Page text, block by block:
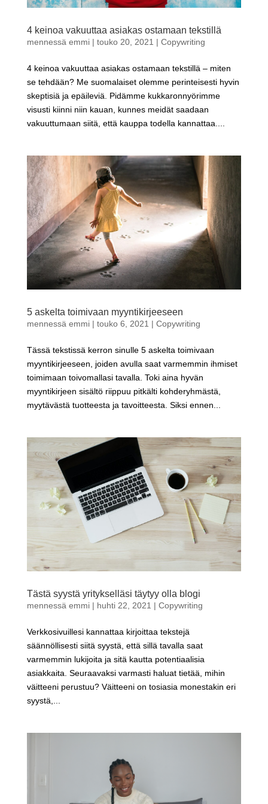
4 keinoa vakuuttaa asiakas ostamaan tekstillä
mennessä emmi| touko 20, 2021 | Copywriting
4 keinoa vakuuttaa asiakas ostamaan tekstillä – miten
se tehdään? Me suomalaiset olemme perinteisesti hyvin
skeptisiä ja epäileviä. Pidämme kukkaronnyörimme
visusti kiinni niin kauan, kunnes meidät saadaan
vakuuttumaan siitä, että kauppa todella kannattaa....
5 askelta toimivaan myyntikirjeeseen
mennessä emmi| touko 6, 2021 | Copywriting
Tässä tekstissä kerron sinulle 5 askelta toimivaan
myyntikirjeeseen, joiden avulla saat varmemmin ihmiset
toimimaan toivomallasi tavalla. Toki aina hyvän
myyntikirjeen sisältö riippuu pitkälti kohderyhmästä,
myytävästä tuotteesta ja tavoitteesta. Siksi ennen...
Tästä syystä yritykselläsi täytyy olla blogi
mennessä emmi| huhti 22, 2021 | Copywriting
Verkkosivuillesi kannattaa kirjoittaa tekstejä
säännöllisesti siitä syystä, että sillä tavalla saat
varmemmin lukijoita ja sitä kautta potentiaalisia
asiakkaita. Seuraavaksi varmasti haluat tietää, mihin
väitteeni perustuu? Väitteeni on tosiasia monestakin eri
syystä,...